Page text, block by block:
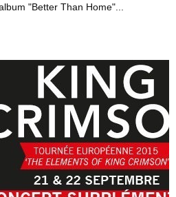
"Better Than Home"...